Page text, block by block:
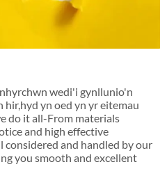
wedi'i gynllunio'n
yn oed yn yr eitemau
do it all-From materials
and high effective
considered and handled by our
you smooth and excellent